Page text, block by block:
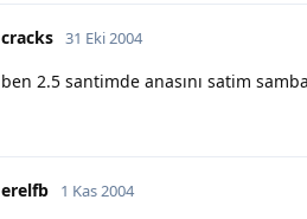
cracks 31 Eki 2004
ben 2.5 santimde anasını satim
erelfb 1 Kas 2004